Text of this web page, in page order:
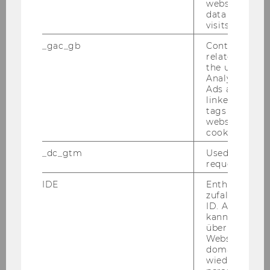
der Ent­wick­lung des So­zi­al­staa­tes ge­se­hen
wer­den, der durch Be­reit­stel­lung der fi­nan­zi­el­
len Mit­tel, durch die Fest­le­gung von recht­li­
chen Rah­men­be­din­gun­gen und die De­fi­ni­ti­on
von Qua­li­täts­kri­te­ri­en als Motor für diese Ent­
wick­lun­gen fun­giert(e), wobei Frei­wil­li­gen­or­ga­
ni­sa­tio­nen in die­sem Pro­zess eine be­deu­ten­de
Rolle spiel(t)en. Diese liegt ei­ner­seits darin, so­
zia­le und ge­sell­schaft­li­che Pro­ble­me wahr­zu­
neh­men, auf­zu­grei­fen und Lö­sungs­an­sät­ze zu
ent­wi­ckeln. Auch bei der Ent­wick­lung der
Dienst­leis­tun­gen und der ent­spre­chen­den
fi­nan­zi­el­len Rah­men­be­din­gun­gen spiel(t)en
Dass Frei­wil­li­gen­ar­beit auch in stark pro­fes­sio­
na­li­sier­ten Or­ga­ni­sa­tio­nen eine be­deu­ten­de
Rolle spielt, wird im Rah­men der In­ter­views in
website and
data from
visits.
_gac_gb
Contains
related
the user. If
Analytics and
Ads accounts
linked, the
tags on the
website read
cookie.
_dc_gtm
Used to
request rate.
IDE
Enthält eine
ID. Anhand
kann Google
über
Websites